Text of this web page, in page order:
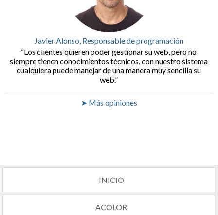
Javier Alonso, Responsable de programación
Los clientes quieren poder gestionar su web, pero no
siempre tienen conocimientos técnicos, con nuestro sistema
cualquiera puede manejar de una manera muy sencilla su
web.
➤ Más opiniones
INICIO
ACOLOR